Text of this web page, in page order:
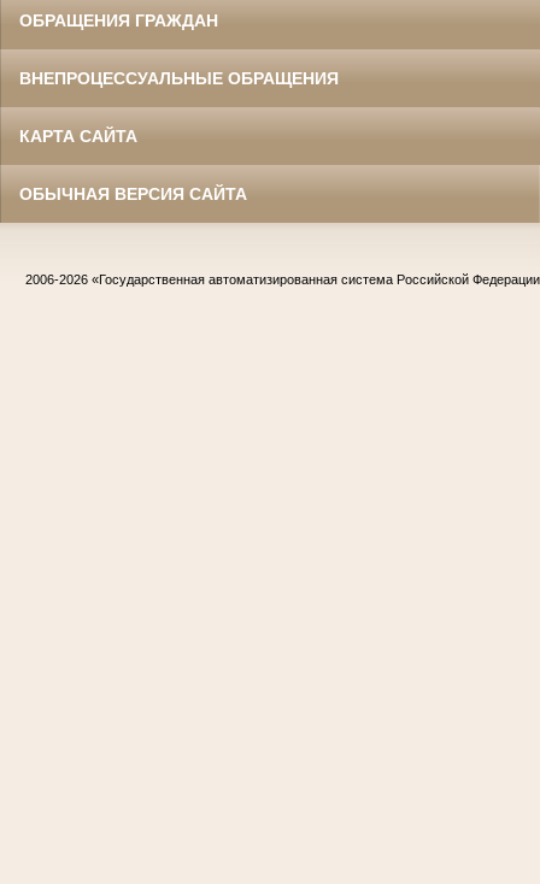
ОБРАЩЕНИЯ ГРАЖДАН
ВНЕПРОЦЕССУАЛЬНЫЕ ОБРАЩЕНИЯ
КАРТА САЙТА
ОБЫЧНАЯ ВЕРСИЯ САЙТА
2006-2026 «Государственная автоматизированная система Российской